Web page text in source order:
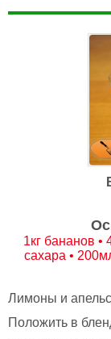
1кг бананов •
сахара •
Лимоны и
Положить в